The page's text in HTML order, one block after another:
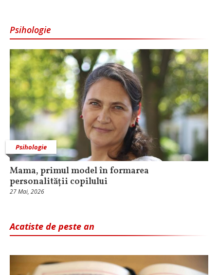
Psihologie
Psihologie
Mama, primul model în formarea
personalității copilului
27 Mai, 2026
Acatiste de peste an